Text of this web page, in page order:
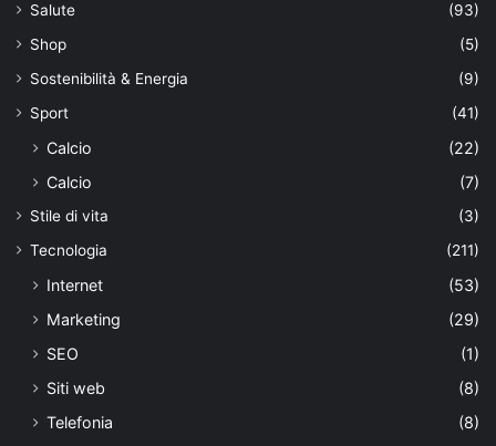
Salute
(93)
Shop
(5)
Sostenibilità & Energia
(9)
Sport
(41)
Calcio
(22)
Calcio
(7)
Stile di vita
(3)
Tecnologia
(211)
Internet
(53)
Marketing
(29)
SEO
(1)
Siti web
(8)
Telefonia
(8)